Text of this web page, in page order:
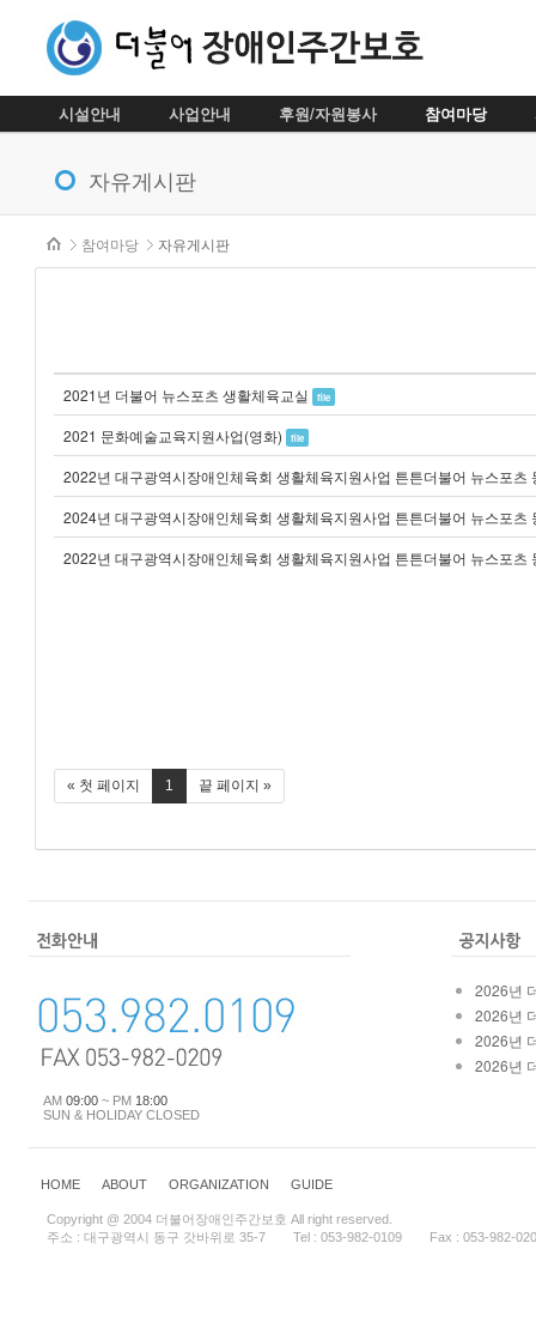
메뉴 건너뛰기
시설안내 사업안내 후원/자원봉사 참여마당
자유게시판
본문시작
참여마당
자유게시판
2021년 더불어 뉴스포츠 생활체육교실 file
2021 문화예술교육지원사업(영화) file
2022년 대구광역시장애인체육회 생활체육지원사업 튼튼더불어 뉴스포츠
2024년 대구광역시장애인체육회 생활체육지원사업 튼튼더불어 뉴스포츠
2022년 대구광역시장애인체육회 생활체육지원사업 튼튼더불어 뉴스포츠
« 첫 페이지 1 끝 페이지 »
AM 09:00 ~ PM 18:00
SUN & HOLIDAY CLOSED
2026년
2026년
2026년
2026년
HOME ABOUT ORGANIZATION GUIDE
Copyright @ 2004 더불어장애인주간보호 All right reserved.
주소 : 대구광역시 동구 갓바위로 35-7
Tel : 053-982-0109 Fax : 053-982-